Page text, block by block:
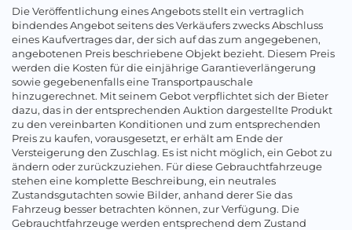
Die Veröffentlichung eines Angebots stellt ein vertraglich
bindendes Angebot seitens des Verkäufers zwecks Abschluss
eines Kaufvertrages dar, der sich auf das zum angegebenen,
angebotenen Preis beschriebene Objekt bezieht. Diesem Preis
werden die Kosten für die einjährige Garantieverlängerung
sowie gegebenenfalls eine Transportpauschale
hinzugerechnet. Mit seinem Gebot verpflichtet sich der Bieter
dazu, das in der entsprechenden Auktion dargestellte Produkt
zu den vereinbarten Konditionen und zum entsprechenden
Preis zu kaufen, vorausgesetzt, er erhält am Ende der
Versteigerung den Zuschlag. Es ist nicht möglich, ein Gebot zu
ändern oder zurückzuziehen. Für diese Gebrauchtfahrzeuge
stehen eine komplette Beschreibung, ein neutrales
Zustandsgutachten sowie Bilder, anhand derer Sie das
Fahrzeug besser betrachten können, zur Verfügung. Die
Gebrauchtfahrzeuge werden entsprechend dem Zustand